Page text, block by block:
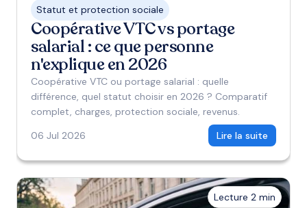
Statut et protection sociale
Coopérative VTC vs portage
salarial : ce que personne
n'explique en 2026
Coopérative VTC ou portage salarial : quelle
différence, quel statut choisir en 2026 ? Comparatif
complet, charges, protection sociale, revenus.
06 Jul 2026
Lire la suite
Lecture 2 min